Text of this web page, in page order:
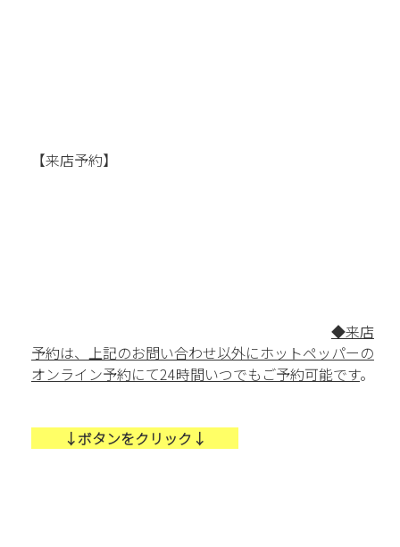
【来店予約】
◆来店
予約は、上記のお問い合わせ以外にホットペッパーの
オンライン予約にて24時間いつでもご予約可能です。
↓ボタンをクリック↓